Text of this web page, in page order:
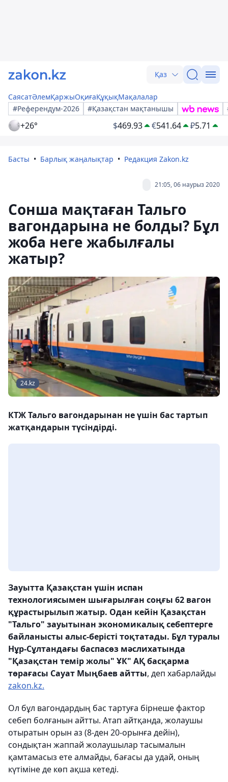
Қаз
СаясатӘлемҚаржыОқиғаҚұқықМақалалар
#Референдум-2026
#Қазақстан мақтанышы
+26° $469.93 €541.64 ₽5.71
Басты Барлық жаңалықтар Редакция Zakon.kz
21:05, 06 наурыз 2020
Сонша мақтаған Тальго
вагондарына не болды? Бұл
жоба неге жабылғалы
жатыр?
24.kz
КТЖ Тальго вагондарынан не үшін бас тартып
жатқандарын түсіндірді.
Зауытта Қазақстан үшін испан
технологиясымен шығарылған соңғы 62 вагон
құрастырылып жатыр. Одан кейін Қазақстан
"Тальго" зауытынан экономикалық себептерге
байланысты алыс-берісті тоқтатады. Бұл туралы
Нұр-Сұлтандағы баспасөз мәслихатында
"Қазақстан темір жолы" ҰК" АҚ басқарма
төрағасы Сауат Мыңбаев айтты, деп хабарлайды
zakon.kz.
Ол бұл вагондардың бас тартуға бірнеше фактор
себеп болғанын айтты. Атап айтқанда, жолаушы
отыратын орын аз (8-ден 20-орынға дейін),
сондықтан жаппай жолаушылар тасымалын
қамтамасыз ете алмайды, бағасы да удай, оның
күтіміне де көп ақша кетеді.